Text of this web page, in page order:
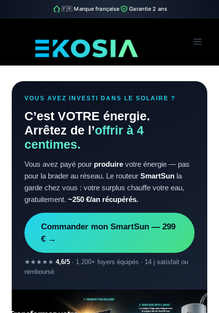
🇫🇷 Marque française Garantie 2 ans
VOUS AVEZ INVESTI DANS LE SOLAIRE ?
C’est VOTRE énergie.
Arrêtez de l’offrir à 4
centimes.
Vous avez payé pour produire votre énergie — pas
pour la brader au réseau. Le routeur SmartSun la
garde chez vous : votre surplus chauffe votre eau,
gratuitement. ~250 €/an récupérés.
Commander mon SmartSun — 299
€ →
★★★★★ 4,6/5 · 1 200+ foyers équipés · 14 j satisfait ou
remboursé